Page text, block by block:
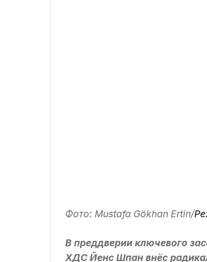
Фото: Mustafa Gökhan Ertin/
В преддверии ключевого
ХДС Йенс Шпан внёс